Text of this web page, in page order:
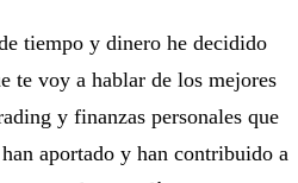
tiempo y dinero he decidido
te voy a hablar de los mejores
y finanzas personales que
aportado y han contribuido a